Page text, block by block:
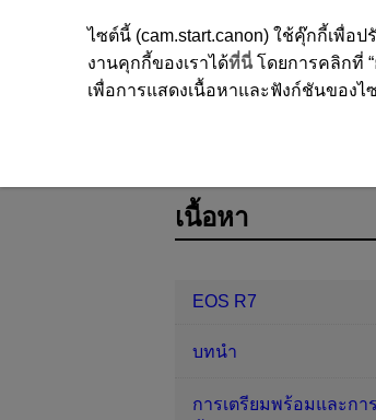
เนื้อหา
EOS R7
บทนำ
การเตรียมพร้อมและกา
ไซต์นี้ (cam.start.canon) ใช้คุ๊กกี้เพื่
งานคุกกี้ของเราได้ที่นี่โดยการคลิกที่ “
เพื่อการแสดงเนื้อหาและฟังก์ชันของ